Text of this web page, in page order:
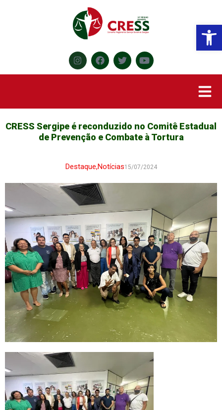
CRESS Sergipe é reconduzido no Comitê Estadual
de Prevenção e Combate à Tortura
Destaque,Notícias15/07/2024